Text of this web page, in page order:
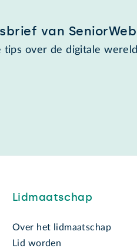
van SeniorWeb
tips over de digitale
Lidmaatschap
Over het lidmaatschap
Lid worden